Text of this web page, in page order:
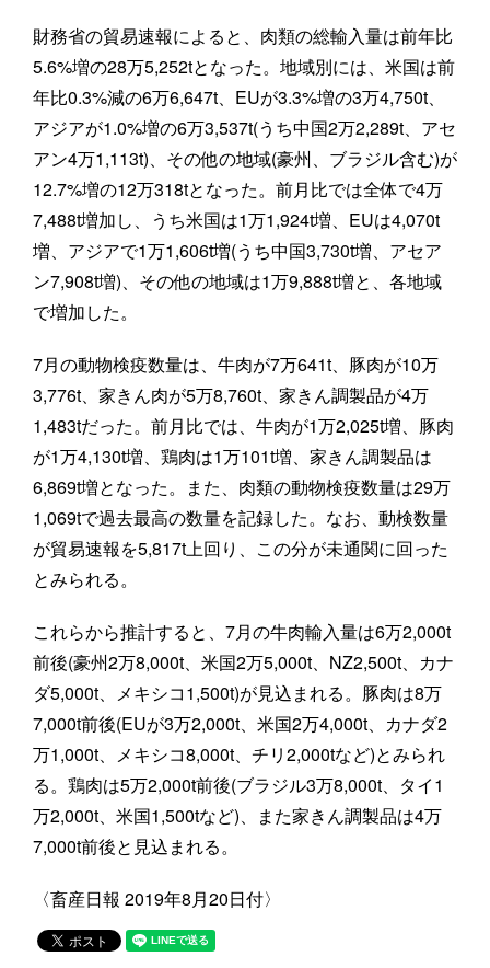
財務省の貿易速報によると、肉類の総輸入量は前年比
5.6%増の28万5,252tとなった。地域別には、米国は前
年比0.3%減の6万6,647t、EUが3.3%増の3万4,750t、
アジアが1.0%増の6万3,537t(うち中国2万2,289t、アセ
アン4万1,113t)、その他の地域(豪州、ブラジル含む)が
12.7%増の12万318tとなった。前月比では全体で4万
7,488t増加し、うち米国は1万1,924t増、EUは4,070t
増、アジアで1万1,606t増(うち中国3,730t増、アセア
ン7,908t増)、その他の地域は1万9,888t増と、各地域
で増加した。
7月の動物検疫数量は、牛肉が7万641t、豚肉が10万
3,776t、家きん肉が5万8,760t、家きん調製品が4万
1,483tだった。前月比では、牛肉が1万2,025t増、豚肉
が1万4,130t増、鶏肉は1万101t増、家きん調製品は
6,869t増となった。また、肉類の動物検疫数量は29万
1,069tで過去最高の数量を記録した。なお、動検数量
が貿易速報を5,817t上回り、この分が未通関に回った
とみられる。
これらから推計すると、7月の牛肉輸入量は6万2,000t
前後(豪州2万8,000t、米国2万5,000t、NZ2,500t、カナ
ダ5,000t、メキシコ1,500t)が見込まれる。豚肉は8万
7,000t前後(EUが3万2,000t、米国2万4,000t、カナダ2
万1,000t、メキシコ8,000t、チリ2,000tなど)とみられ
る。鶏肉は5万2,000t前後(ブラジル3万8,000t、タイ1
万2,000t、米国1,500tなど)、また家きん調製品は4万
7,000t前後と見込まれる。
〈畜産日報 2019年8月20日付〉